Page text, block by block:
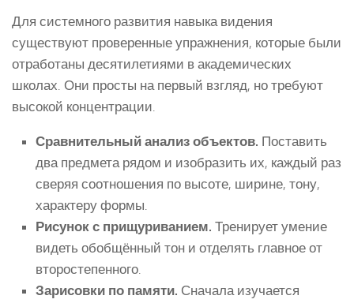
Для системного развития навыка видения
существуют проверенные упражнения, которые были
отработаны десятилетиями в академических
школах. Они просты на первый взгляд, но требуют
высокой концентрации.
Сравнительный анализ объектов. Поставить
два предмета рядом и изобразить их, каждый раз
сверяя соотношения по высоте, ширине, тону,
характеру формы.
Рисунок с прищуриванием. Тренирует умение
видеть обобщённый тон и отделять главное от
второстепенного.
Зарисовки по памяти. Сначала изучается